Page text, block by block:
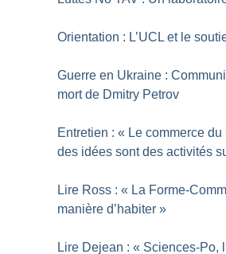
Orientation : L’UCL et le
Guerre en Ukraine :
mort de Dmitry Petrov
Entretien : « Le commerce
des idées sont des activités
Lire Ross : « La Forme-
manière d’habiter »
Lire Dejean : « Sciences-Po,